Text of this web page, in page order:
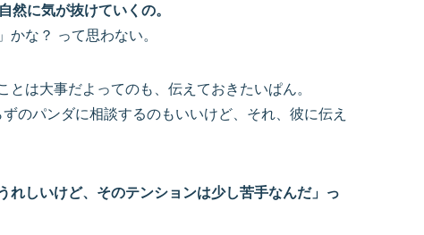
然に気が抜けていくの。
な？ って思わない。
は大事だよってのも、伝えておきたいぱん。
のパンダに相談するのもいいけど、それ、彼に伝え
れしいけど、そのテンションは少し苦手なんだ」っ